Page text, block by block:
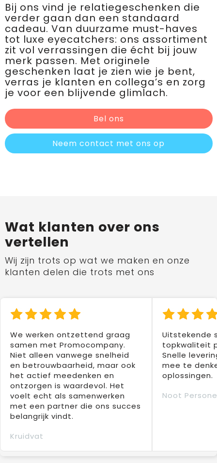
Bij ons vind je relatiegeschenken die
verder gaan dan een standaard
cadeau. Van duurzame must-haves
tot luxe eyecatchers: ons assortiment
zit vol verrassingen die écht bij jouw
merk passen. Met originele
geschenken laat je zien wie je bent,
verras je klanten en collega’s en zorg
je voor een blijvende glimlach.
Bel ons
Neem contact met ons op
Wat klanten over ons
vertellen
Wij zijn trots op wat we maken en onze
klanten delen die trots met ons
We werken ontzettend graag
samen met Promocompany.
Niet alleen vanwege snelheid
en betrouwbaarheid, maar ook
het actief meedenken en
ontzorgen is waardevol. Het
voelt echt als samenwerken
met een partner die ons succes
belangrijk vindt.
Kruidvat
Uitstekende
topkwaliteit
Snelle
mee te
oplossingen.
Noot